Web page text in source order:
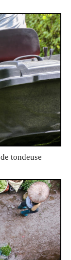
tondeuse